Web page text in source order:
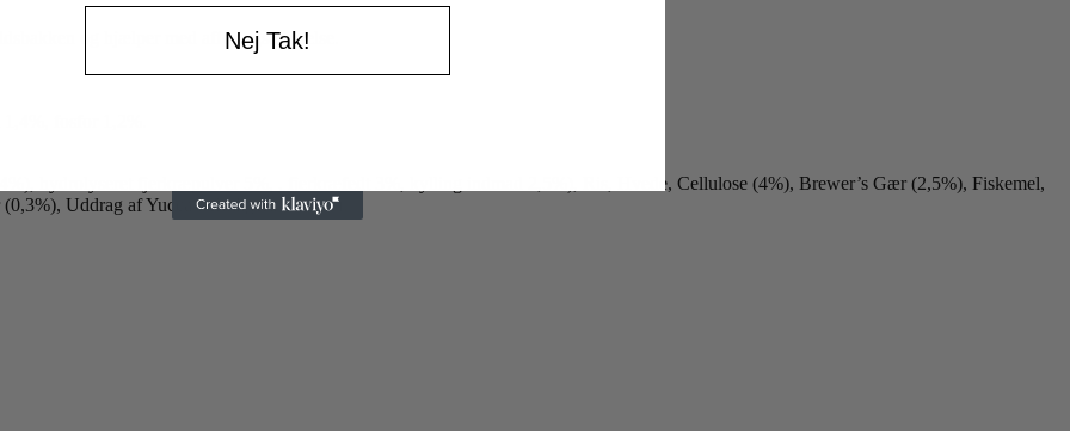
og hjælper med afføringsdannelse.
fosfor 1,2%.
hydrolyseret fjerkræpulver 5%, , fjerkræfedt 3%, kylling indmad 2,5%), Ris, Hvede, Cellulose (4%), Brewer’s Gær (2,5%), Fiskemel,
Uddrag af Yucca Schidigera (0,05%).
Nej Tak!